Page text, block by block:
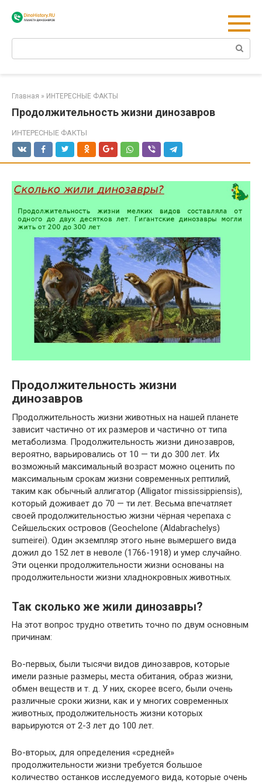
Главная » ИНТЕРЕСНЫЕ ФАКТЫ
Продолжительность жизни динозавров
ИНТЕРЕСНЫЕ ФАКТЫ
Продолжительность жизни
динозавров
Продолжительность жизни животных на нашей планете
зависит частично от их размеров и частично от типа
метаболизма. Продолжительность жизни динозавров,
вероятно, варьировались от 10 — ти до 300 лет. Их
возможный максимальный возраст можно оценить по
максимальным срокам жизни современных рептилий,
таким как обычный аллигатор (Alligator mississippiensis),
который доживает до 70 — ти лет. Весьма впечатляет
своей продолжительностью жизни чёрная черепаха с
Сейшельских островов (Geochelone (Aldabrachelys)
sumeirei). Один экземпляр этого ныне вымершего вида
дожил до 152 лет в неволе (1766-1918) и умер случайно.
Эти оценки продолжительности жизни основаны на
продолжительности жизни хладнокровных животных.
Так сколько же жили динозавры?
На этот вопрос трудно ответить точно по двум основным
причинам:
Во-первых, были тысячи видов динозавров, которые
имели разные размеры, места обитания, образ жизни,
обмен веществ и т. д. У них, скорее всего, были очень
различные сроки жизни, как и у многих современных
животных, продолжительность жизни которых
варьируются от 2-3 лет до 100 лет.
Во-вторых, для определения «средней»
продолжительности жизни требуется большое
количество останков исследуемого вида, которые очень